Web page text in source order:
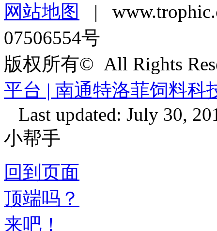
网站地图
|
07506554号
版权所有© All Rights
平台 | 南通特洛菲饲料科
Last updated: July 30,
小帮手
回到页面
顶端吗？
来吧！